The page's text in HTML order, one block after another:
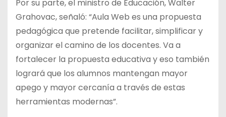
Por su parte, el ministro de Educación, Walter
Grahovac, señaló: “Aula Web es una propuesta
pedagógica que pretende facilitar, simplificar y
organizar el camino de los docentes. Va a
fortalecer la propuesta educativa y eso también
logrará que los alumnos mantengan mayor
apego y mayor cercanía a través de estas
herramientas modernas”.